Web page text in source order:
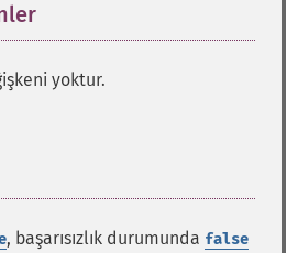
yoktur.
, başarısızlık durumunda false